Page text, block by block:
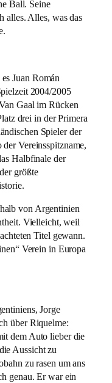
Ball. Seine
alles. Alles, was das
Juan Román
2004/2005
Gaal im Rücken
drei in der Primera
Spieler der
Vereinsspitzname,
Halbfinale der
größte
von Argentinien
Vielleicht, weil
Titel gewann.
Verein in Europa
Jorge
über Riquelme:
dem Auto lieber die
Aussicht zu
zu rasen um ans
genau. Er war ein